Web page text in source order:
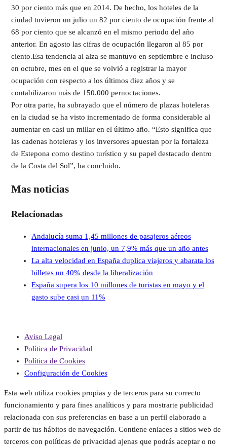
30 por ciento más que en 2014. De hecho, los hoteles de la
ciudad tuvieron un julio un 82 por ciento de ocupación frente al
68 por ciento que se alcanzó en el mismo periodo del año
anterior. En agosto las cifras de ocupación llegaron al 85 por
ciento.Esa tendencia al alza se mantuvo en septiembre e incluso
en octubre, mes en el que se volvió a registrar la mayor
ocupación con respecto a los últimos diez años y se
contabilizaron más de 150.000 pernoctaciones.
Por otra parte, ha subrayado que el número de plazas hoteleras
en la ciudad se ha visto incrementado de forma considerable al
aumentar en casi un millar en el último año. “Esto significa que
las cadenas hoteleras y los inversores apuestan por la fortaleza
de Estepona como destino turístico y su papel destacado dentro
de la Costa del Sol”, ha concluido.
Mas noticias
Relacionadas
Andalucía suma 1,45 millones de pasajeros aéreos
internacionales en junio, un 7,9% más que un año antes
La alta velocidad en España duplica viajeros y abarata los
billetes un 40% desde la liberalización
España supera los 10 millones de turistas en mayo y el
gasto sube casi un 11%
Aviso Legal
Política de Privacidad
Política de Cookies
Configuración de Cookies
Esta web utiliza cookies propias y de terceros para su correcto
funcionamiento y para fines analíticos y para mostrarte publicidad
relacionada con sus preferencias en base a un perfil elaborado a
partir de tus hábitos de navegación. Contiene enlaces a sitios web de
terceros con políticas de privacidad ajenas que podrás aceptar o no